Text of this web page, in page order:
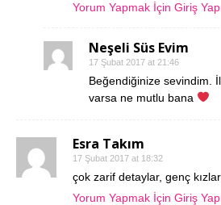
Yorum Yapmak İçin Giriş
Neşeli Süs Evim
17 Şubat 2017 at 21:46
Beğendiğinize sevindim.
varsa ne mutlu bana
Esra Takım
17 Şubat 2017 at 18:32
çok zarif detaylar, genç
Yorum Yapmak İçin Giriş